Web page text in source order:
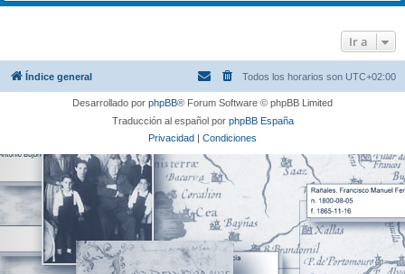
Ir a
Índice general Todos los horarios son UTC+02:00
Desarrollado por phpBB® Forum Software © phpBB Limited
Traducción al español por phpBB España
Privacidad | Condiciones